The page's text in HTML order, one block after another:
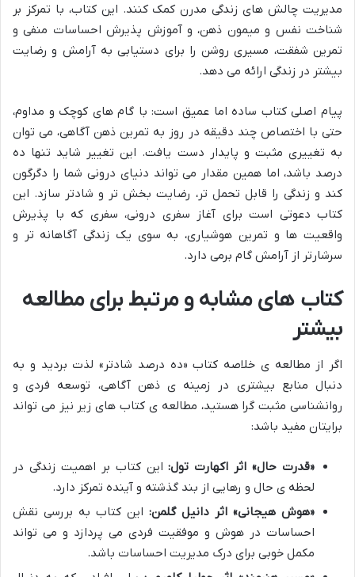
مدیریت چالش های زندگی مدرن کمک کنند. این کتاب، با تمرکز بر
شناخت نفس و میمون ذهن، و آموزش پذیرش احساسات منفی و
تمرین شفقت، مسیری روشن را برای دستیابی به آرامش و رضایت
بیشتر در زندگی ارائه می دهد.
پیام اصلی کتاب ساده اما عمیق است: با گام های کوچک و مداوم،
حتی با اختصاص چند دقیقه در روز به تمرین ذهن آگاهی، می توان
به تغییری مثبت و پایدار دست یافت. این تغییر شاید تنها ده
درصد باشد، اما همین مقدار می تواند دنیای درونی شما را دگرگون
کند و زندگی را قابل تحمل تر، رضایت بخش تر و شادتر سازد. این
کتاب دعوتی است برای آغاز سفری درونی، سفری که با پذیرش
واقعیت ها و تمرین هوشیاری، به سوی یک زندگی آگاهانه تر و
سرشارتر از آرامش گام برمی دارد.
کتاب های مشابه و مرتبط برای مطالعه
بیشتر
اگر از مطالعه ی خلاصه کتاب «ده درصد شادتر» لذت بردید و به
دنبال منابع بیشتری در زمینه ی ذهن آگاهی، توسعه فردی و
روانشناسی مثبت گرا هستید، مطالعه ی کتاب های زیر نیز می تواند
برایتان مفید باشد:
«قدرت حال» اثر اکهارت تول:این کتاب بر اهمیت زندگی در
لحظه ی حال و رهایی از بند گذشته و آینده تمرکز دارد.
«هوش هیجانی» اثر دانیل گلمن: این کتاب به بررسی نقش
احساسات در هوش و موفقیت فردی می پردازد و می تواند
مکمل خوبی برای درک مدیریت احساسات باشد.